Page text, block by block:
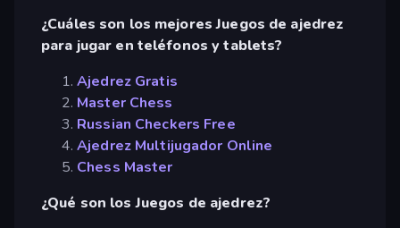
¿Cuáles son los mejores Juegos de ajedrez
para jugar en teléfonos y tablets?
Ajedrez Gratis
Master Chess
Russian Checkers Free
Ajedrez Multijugador Online
Chess Master
¿Qué son los Juegos de ajedrez?